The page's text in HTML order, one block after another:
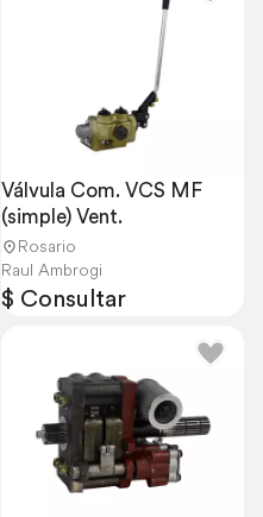
Válvula Com. VCS MF
(simple) Vent.
Rosario
Raul Ambrogi
$ Consultar